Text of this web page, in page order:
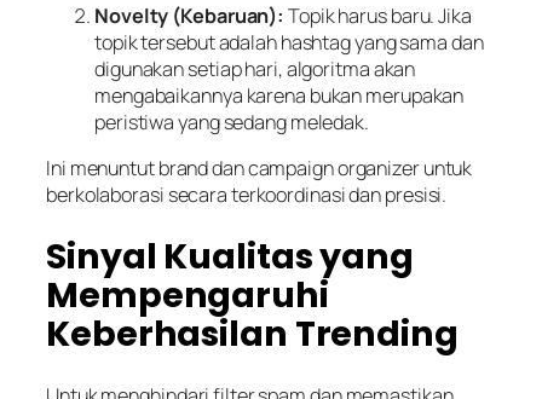
Novelty (Kebaruan): Topik harus baru. Jika
topik tersebut adalah hashtag yang sama dan
digunakan setiap hari, algoritma akan
mengabaikannya karena bukan merupakan
peristiwa yang sedang meledak.
Ini menuntut brand dan campaign organizer untuk
berkolaborasi secara terkoordinasi dan presisi.
Sinyal Kualitas yang
Mempengaruhi
Keberhasilan Trending